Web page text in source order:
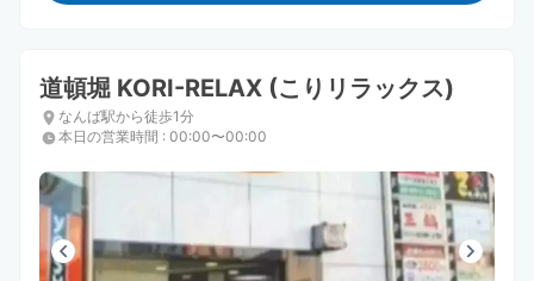
道頓堀 KORI-RELAX (こりリラックス)
なんば駅から徒歩1分
本日の営業時間 : 00:00〜00:00